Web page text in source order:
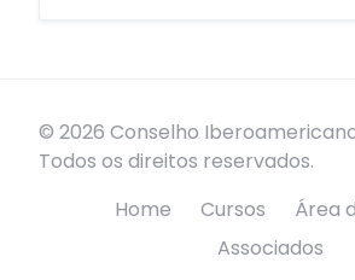
© 2026 Conselho
Todos os direitos reservados.
Home
Cursos
Área
Associados